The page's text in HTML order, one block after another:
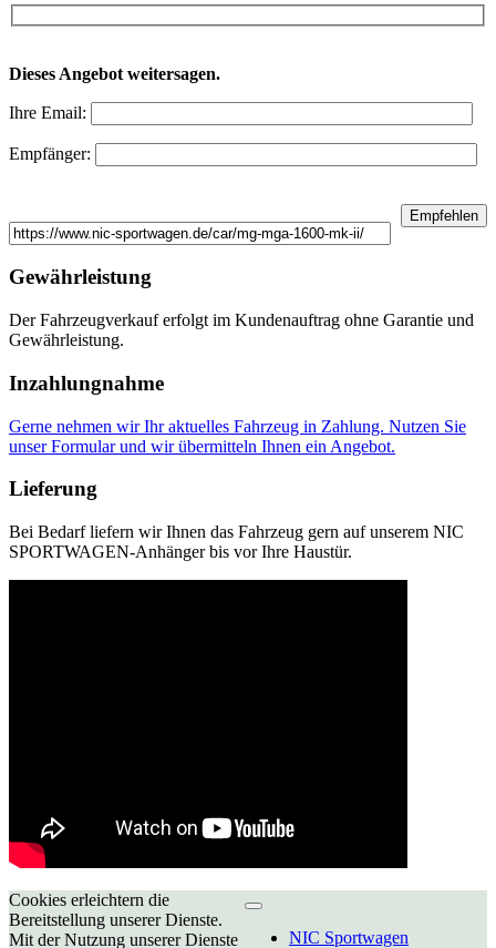
Dieses Angebot weitersagen.
Ihre Email:
Empfänger:
Gewährleistung
Der Fahrzeugverkauf erfolgt im Kundenauftrag ohne Garantie und
Gewährleistung.
Inzahlungnahme
Gerne nehmen wir Ihr aktuelles Fahrzeug in Zahlung. Nutzen Sie
unser Formular und wir übermitteln Ihnen ein Angebot.
Lieferung
Bei Bedarf liefern wir Ihnen das Fahrzeug gern auf unserem NIC
SPORTWAGEN-Anhänger bis vor Ihre Haustür.
NIC Sportwagen
Cookies erleichtern die
Bereitstellung unserer Dienste.
Mit der Nutzung unserer Dienste